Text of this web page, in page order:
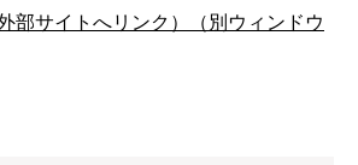
部サイトへリンク）（別ウィンドウ